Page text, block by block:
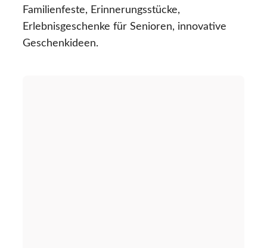
Familienfeste, Erinnerungsstücke,
Erlebnisgeschenke für Senioren, innovative
Geschenkideen.